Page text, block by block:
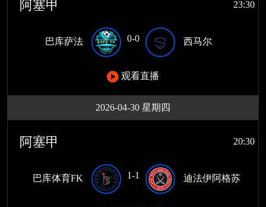
阿塞甲 23:30
巴库萨法 0-0 西马尔
观看直播
2026-04-30 星期四
阿塞甲 20:30
巴库体育FK 1-1 迪法伊阿格苏